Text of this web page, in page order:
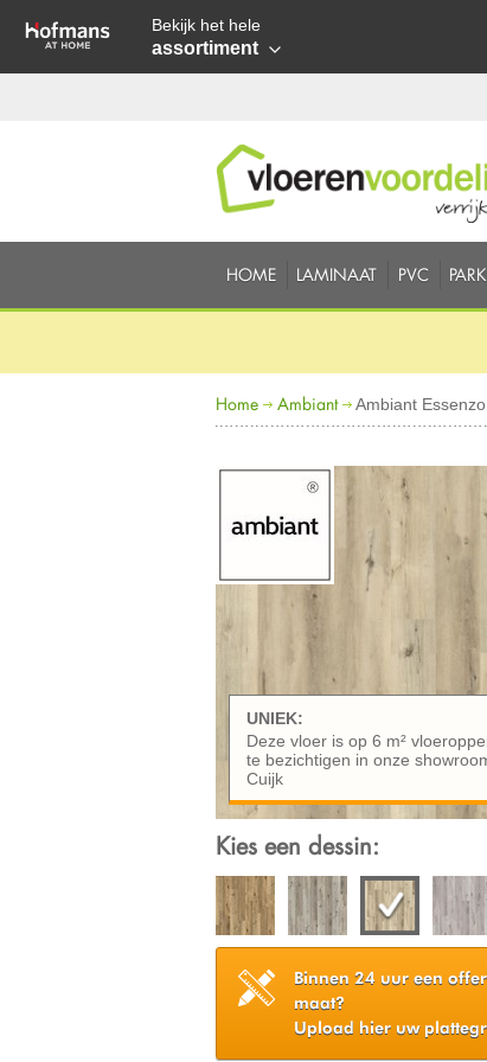
Bekijk het hele
assortiment
HOME LAMINAAT PVC
Home Ambiant Ambiant
UNIEK:
Deze vloer is op 6 m²
te bezichtigen in onze
Cuijk
Kies een dessin:
Binnen 24 uur een
maat?
Upload hier uw